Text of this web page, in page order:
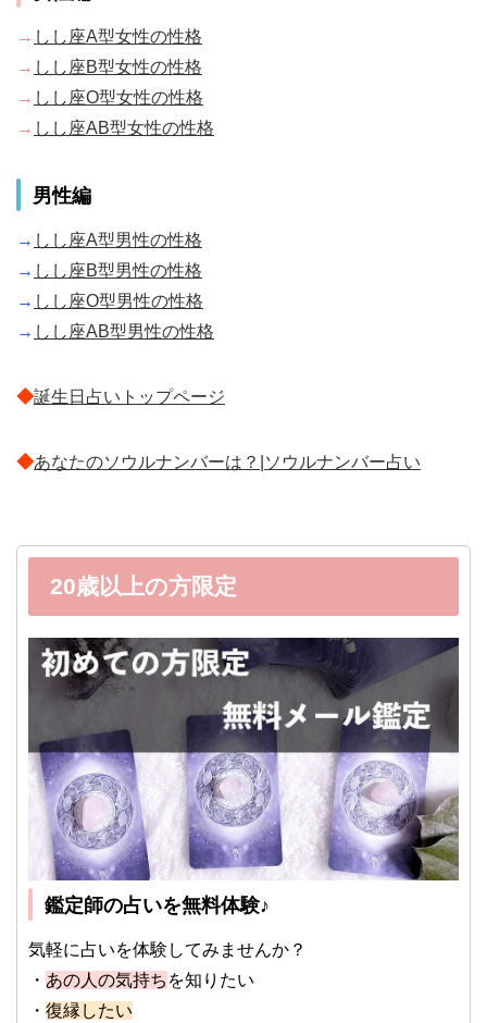
→ しし座A型女性の性格
→ しし座B型女性の性格
→ しし座O型女性の性格
→ しし座AB型女性の性格
男性編
→ しし座A型男性の性格
→ しし座B型男性の性格
→ しし座O型男性の性格
→ しし座AB型男性の性格
◆誕生日占いトップページ
◆あなたのソウルナンバーは？|ソウルナンバー占い
20歳以上の方限定
鑑定師の占いを無料体験♪
気軽に占いを体験してみませんか？
・ あの人の気持ち を知りたい
・ 復縁したい